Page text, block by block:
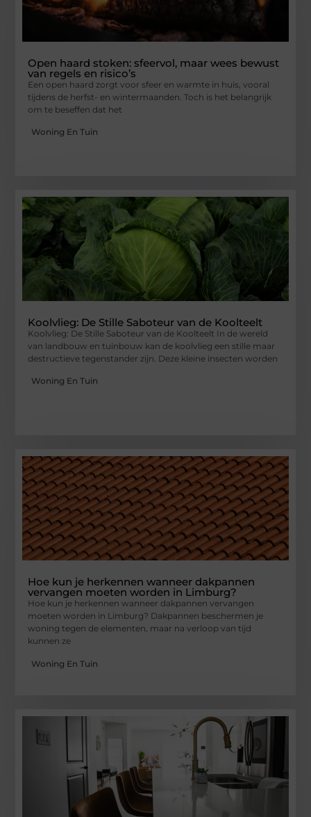
Open haard stoken: sfeervol, maar wees bewust
van regels en risico’s
Een open haard zorgt voor sfeer en warmte in huis, vooral
tijdens de herfst- en wintermaanden. Toch is het belangrijk
om te beseffen dat het
Woning En Tuin
Koolvlieg: De Stille Saboteur van de Koolteelt
Koolvlieg: De Stille Saboteur van de Koolteelt In de wereld
van landbouw en tuinbouw kan de koolvlieg een stille maar
destructieve tegenstander zijn. Deze kleine insecten worden
Woning En Tuin
Hoe kun je herkennen wanneer dakpannen
vervangen moeten worden in Limburg?
Hoe kun je herkennen wanneer dakpannen vervangen
moeten worden in Limburg? Dakpannen beschermen je
woning tegen de elementen, maar na verloop van tijd
kunnen ze
Woning En Tuin